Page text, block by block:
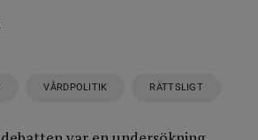
VÅRDPOLITIK RÄTTSLIGT